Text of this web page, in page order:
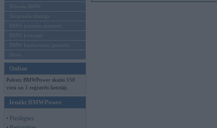
Mēneša BMW
Sērijveida tūnings
BMW pasaules jaunumi
BMW koncepti
BMW konkurentu jaunumi
Moto
Online
Pašreiz BMWPower skatās 150
viesi un 1 reģistrēti lietotāji.
Ienākt BMWPower
• Pieslēgties